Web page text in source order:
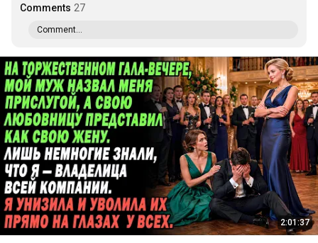
Comments 27
Comment...
2:01:37